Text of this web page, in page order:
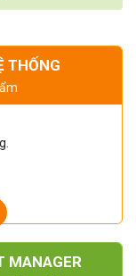
THỐNG
MANAGER